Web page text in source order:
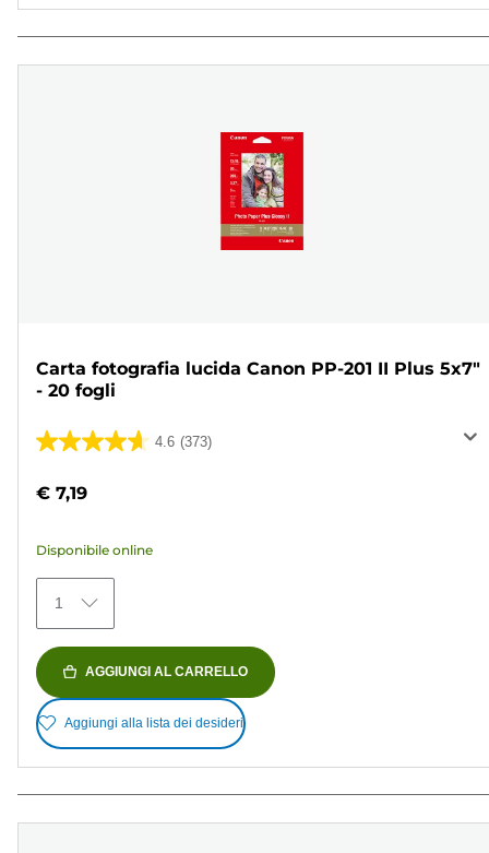
Carta fotografia lucida Canon PP-201 II Plus 5x7"
- 20 fogli
4.6 (373)
4.6
5
373
recensioni
€ 7,19
Disponibile online
1
AGGIUNGI AL CARRELLO
Aggiungi alla lista dei desideri